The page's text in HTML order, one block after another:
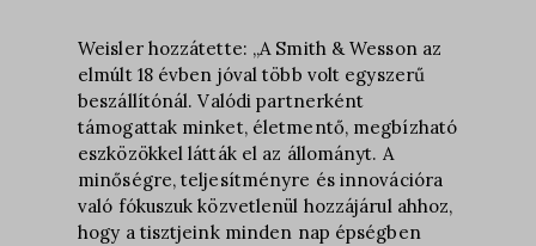
Weisler hozzátette: „A Smith & Wesson az
elmúlt 18 évben jóval több volt egyszerű
beszállítónál. Valódi partnerként
támogattak minket, életmentő, megbízható
eszközökkel látták el az állományt. A
minőségre, teljesítményre és innovációra
való fókuszuk közvetlenül hozzájárul ahhoz,
hogy a tisztjeink minden nap épségben